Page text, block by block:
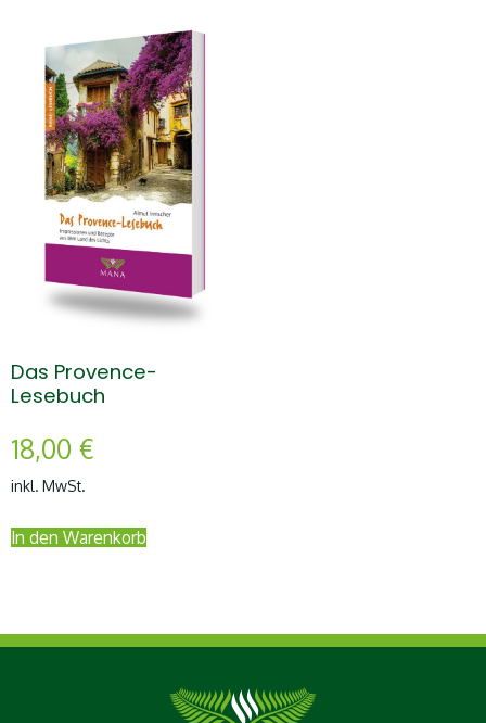
Das Provence-
Lesebuch
18,00 €
inkl. MwSt.
In den Warenkorb